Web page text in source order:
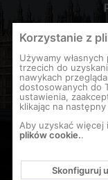
Korzystanie z
Używamy
trzecich do
nawykach
dostosowanych do
ustawienia,
klikając na
Aby uzyskać więcej
plików cookie..
Skonfiguruj